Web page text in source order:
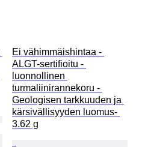
Ei vähimmäishintaa -
ALGT-sertifioitu -
luonnollinen
turmaliinirannekoru -
Geologisen tarkkuuden ja
kärsivällisyyden luomus-
3.62 g